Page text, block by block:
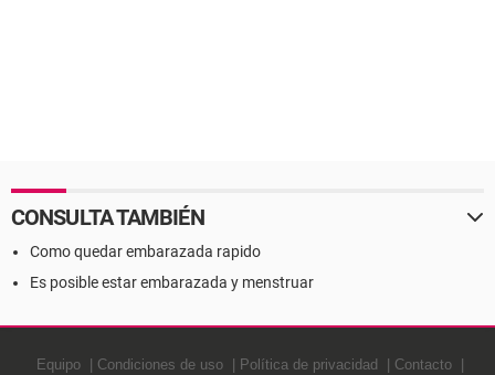
CONSULTA TAMBIÉN
Como quedar embarazada rapido
Es posible estar embarazada y menstruar
Equipo Condiciones de uso Política de privacidad Contacto